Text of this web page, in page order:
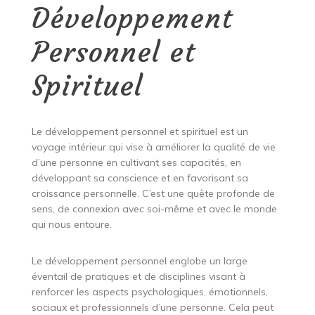
Développement
Personnel et
Spirituel
Le développement personnel et spirituel est un
voyage intérieur qui vise à améliorer la qualité de vie
d’une personne en cultivant ses capacités, en
développant sa conscience et en favorisant sa
croissance personnelle. C’est une quête profonde de
sens, de connexion avec soi-même et avec le monde
qui nous entoure.
Le développement personnel englobe un large
éventail de pratiques et de disciplines visant à
renforcer les aspects psychologiques, émotionnels,
sociaux et professionnels d’une personne. Cela peut